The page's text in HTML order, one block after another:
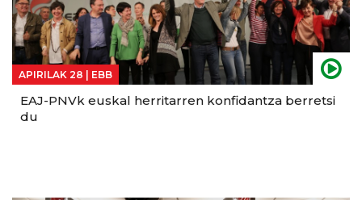
APIRILAK 28 | EBB
EAJ-PNVk euskal herritarren konfidantza berretsi
du